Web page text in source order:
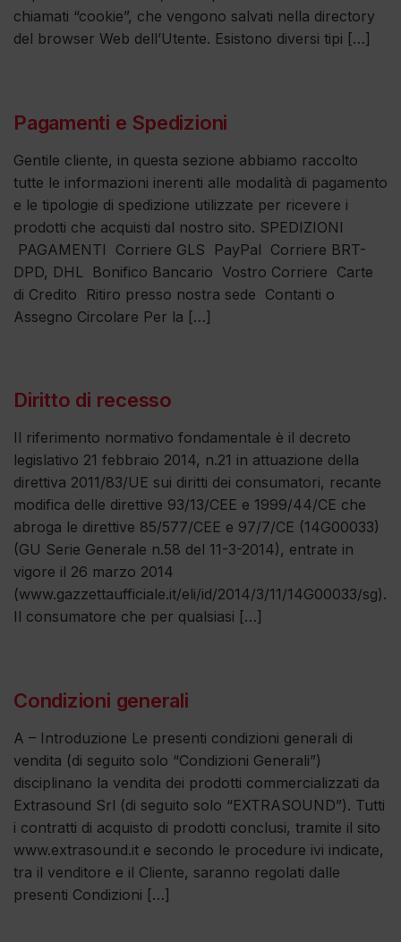
chiamati “cookie”, che vengono salvati nella directory
del browser Web dell’Utente. Esistono diversi tipi […]
Pagamenti e Spedizioni
Gentile cliente, in questa sezione abbiamo raccolto
tutte le informazioni inerenti alle modalità di pagamento
e le tipologie di spedizione utilizzate per ricevere i
prodotti che acquisti dal nostro sito. SPEDIZIONI
PAGAMENTI Corriere GLS PayPal Corriere BRT-
DPD, DHL Bonifico Bancario Vostro Corriere Carte
di Credito Ritiro presso nostra sede Contanti o
Assegno Circolare Per la […]
Diritto di recesso
Il riferimento normativo fondamentale è il decreto
legislativo 21 febbraio 2014, n.21 in attuazione della
direttiva 2011/83/UE sui diritti dei consumatori, recante
modifica delle direttive 93/13/CEE e 1999/44/CE che
abroga le direttive 85/577/CEE e 97/7/CE (14G00033)
(GU Serie Generale n.58 del 11-3-2014), entrate in
vigore il 26 marzo 2014
(www.gazzettaufficiale.it/eli/id/2014/3/11/14G00033/sg).
Il consumatore che per qualsiasi […]
Condizioni generali
A – Introduzione Le presenti condizioni generali di
vendita (di seguito solo “Condizioni Generali”)
disciplinano la vendita dei prodotti commercializzati da
Extrasound Srl (di seguito solo “EXTRASOUND”). Tutti
i contratti di acquisto di prodotti conclusi, tramite il sito
www.extrasound.it e secondo le procedure ivi indicate,
tra il venditore e il Cliente, saranno regolati dalle
presenti Condizioni […]